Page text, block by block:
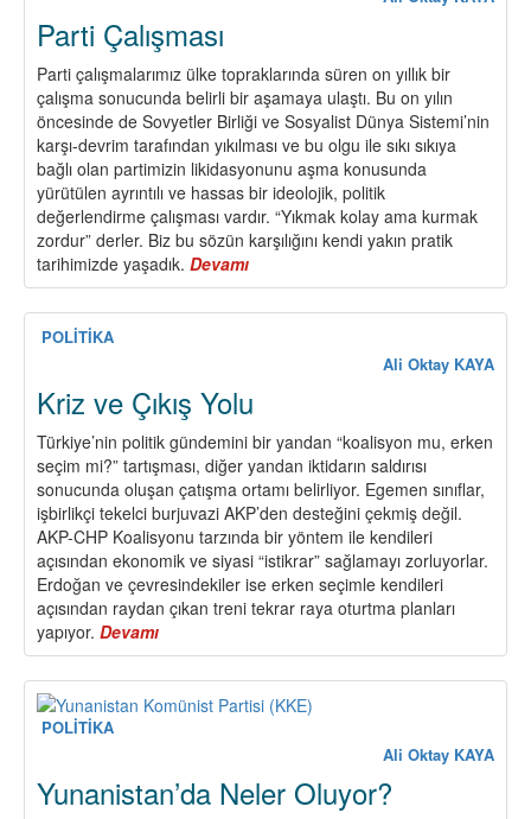
Parti Çalışması
Parti çalışmalarımız ülke topraklarında süren on yıllık bir
çalışma sonucunda belirli bir aşamaya ulaştı. Bu on yılın
öncesinde de Sovyetler Birliği ve Sosyalist Dünya Sistemi’nin
karşı-devrim tarafından yıkılması ve bu olgu ile sıkı sıkıya
bağlı olan partimizin likidasyonunu aşma konusunda
yürütülen ayrıntılı ve hassas bir ideolojik, politik
değerlendirme çalışması vardır. “Yıkmak kolay ama kurmak
zordur” derler. Biz bu sözün karşılığını kendi yakın pratik
tarihimizde yaşadık. Devamı
Parti
Çalışması
POLİTİKA
Ali Oktay KAYA
Kriz ve Çıkış Yolu
Türkiye’nin politik gündemini bir yandan “koalisyon mu, erken
seçim mi?” tartışması, diğer yandan iktidarın saldırısı
sonucunda oluşan çatışma ortamı belirliyor. Egemen sınıflar,
işbirlikçi tekelci burjuvazi AKP’den desteğini çekmiş değil.
AKP-CHP Koalisyonu tarzında bir yöntem ile kendileri
açısından ekonomik ve siyasi “istikrar” sağlamayı zorluyorlar.
Erdoğan ve çevresindekiler ise erken seçimle kendileri
açısından raydan çıkan treni tekrar raya oturtma planları
yapıyor. Devamı
Kriz
ve
Çıkış
POLİTİKA
Ali Oktay KAYA
Yunanistan’da Neler Oluyor?